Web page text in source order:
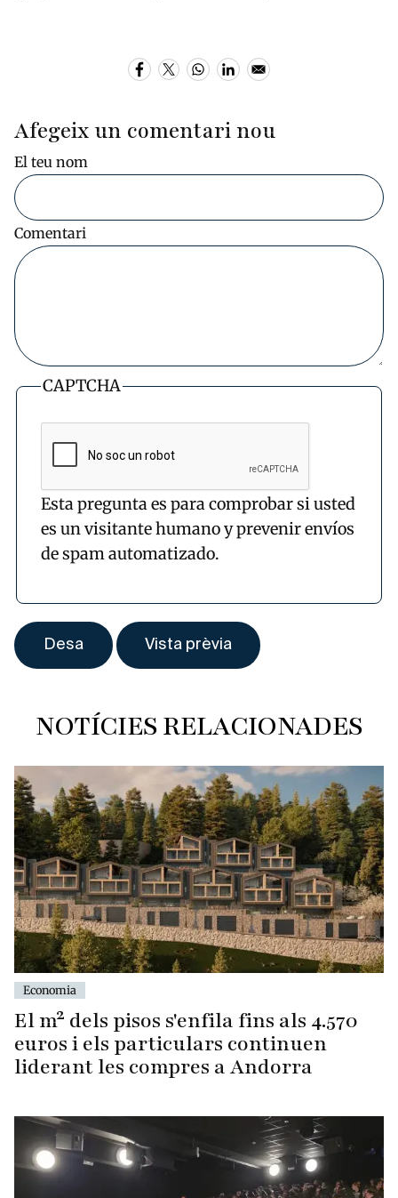
Afegeix un comentari nou
El teu nom
Comentari
CAPTCHA
Esta pregunta es para comprobar si usted
es un visitante humano y prevenir envíos
de spam automatizado.
NOTÍCIES RELACIONADES
Economia
El m² dels pisos s'enfila fins als 4.570
euros i els particulars continuen
liderant les compres a Andorra